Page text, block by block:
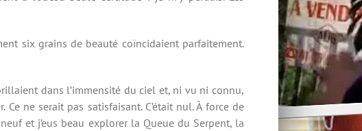
six grains de beauté coïncidaient parfaitement.
dans l’immensité du ciel et, ni vu ni connu,
ne serait pas satisfaisant. C’était nul. À force de
et j’eus beau explorer la Queue du Serpent, la